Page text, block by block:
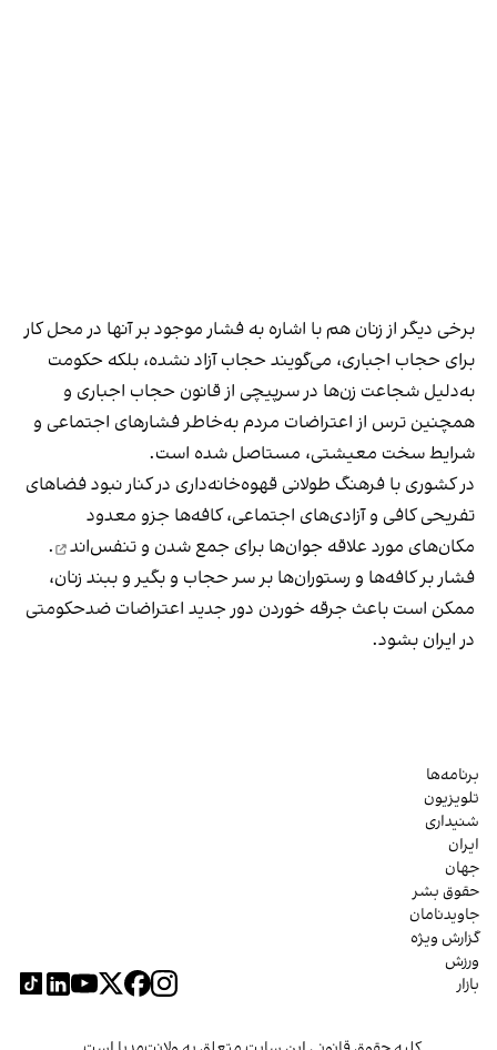
برخی دیگر از زنان هم با اشاره به فشار موجود بر آنها در محل کار
برای حجاب اجباری، می‌گویند حجاب آزاد نشده، بلکه حکومت
به‌دلیل شجاعت زن‌ها در سرپیچی از قانون حجاب اجباری و
همچنین ترس از اعتراضات مردم به‌خاطر فشارهای اجتماعی و
شرایط سخت معیشتی، مستاصل شده است.
در کشوری با فرهنگ طولانی قهوه‌‌خانه‌داری در کنار نبود فضاهای
تفریحی کافی و آزادی‌های اجتماعی، کافه‌ها جزو معدود
مکان‌های مورد علاقه جوان‌ها برای جمع شدن و تنفس‌اند
.
فشار بر کافه‌ها و رستوران‌ها بر سر حجاب و بگیر و ببند زنان،
ممکن است باعث جرقه خوردن دور جدید اعتراضات ضدحکومتی
در ایران بشود.
برنامه‌ها
تلویزیون
شنیداری
ایران
جهان
حقوق بشر
جاویدنامان
گزارش ویژه
ورزش
بازار